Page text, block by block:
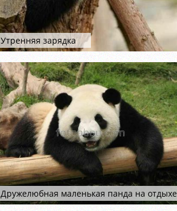
Утренняя зарядка
Дружелюбная маленькая панда на отдыхе